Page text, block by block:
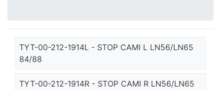
TYT-00-212-1914L - STOP CAMI L LN56/LN65
84/88
TYT-00-212-1914R - STOP CAMI R LN56/LN65